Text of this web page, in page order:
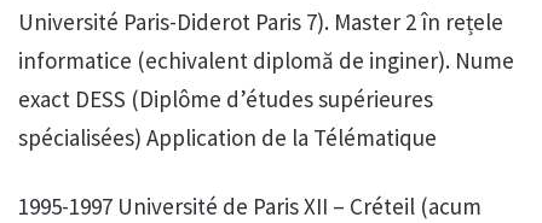
Université Paris-Diderot Paris 7). Master 2 în rețele
informatice (echivalent diplomă de inginer). Nume
exact DESS (Diplôme d’études supérieures
spécialisées) Application de la Télématique
1995-1997 Université de Paris XII – Créteil (acum